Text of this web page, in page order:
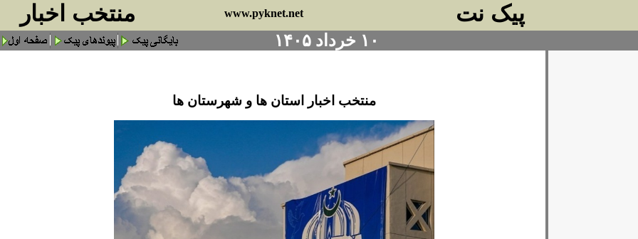
منتخب اخبار www.pyknet.net پیک نت
۱۰ خرداد ۱۴۰۵
منتخب اخبار استان ها و شهرستان ها